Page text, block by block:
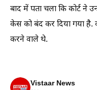
बाद में पता चला कि कोर्ट ने
केस को बंद कर द‍िया गया
करने वाले थे.
Vistaar News